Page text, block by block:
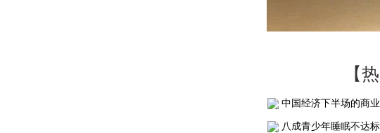
【
中国经济下半场的商
八成青少年睡眠不达